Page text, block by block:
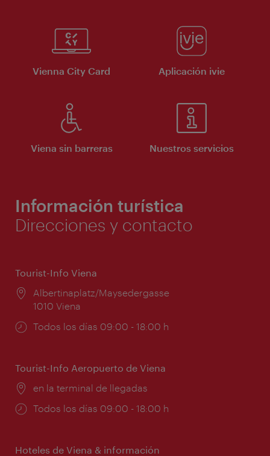
Vienna City Card Aplicación ivie
Viena sin barreras Nuestros servicios
Información turística
Direcciones y contacto
Tourist-Info Viena
Lugar:
Albertinaplatz/Maysedergasse
1010 Viena
Horarios
Todos los días 09:00 - 18:00 h
Tourist-Info Aeropuerto de Viena
Lugar:
en la terminal de llegadas
Horarios
Todos los días 09:00 - 18:00 h
Hoteles de Viena & información